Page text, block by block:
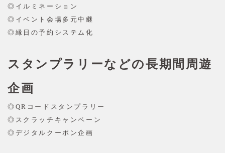
◎イルミネーション
◎イベント会場多元中継
◎縁日の予約システム化
スタンプラリーなどの長期間周遊
企画
◎QRコードスタンプラリー
◎スクラッチキャンペーン
◎デジタルクーポン企画